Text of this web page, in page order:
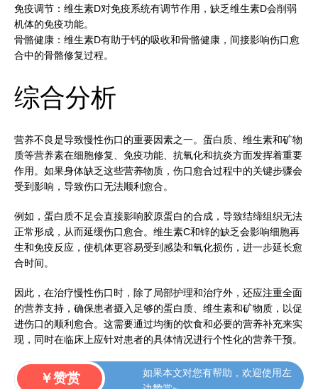
免疫调节：维生素D对免疫系统有调节作用，缺乏维生素D会削弱
机体的免疫功能。
骨骼健康：维生素D有助于钙的吸收和骨骼健康，间接影响伤口愈
合中的骨骼修复过程。
综合分析
营养不良是导致慢性伤口的重要因素之一。蛋白质、维生素和矿物
质等营养素在细胞修复、免疫功能、抗氧化和抗炎方面发挥着重要
作用。如果身体缺乏这些营养物质，伤口愈合过程中的关键步骤会
受到影响，导致伤口无法顺利愈合。
例如，蛋白质不足会直接影响胶原蛋白的合成，导致结缔组织无法
正常形成，从而延缓伤口愈合。维生素C和锌的缺乏会影响细胞再
生和免疫反应，使机体更容易受到感染和氧化损伤，进一步延长愈
合时间。
因此，在治疗慢性伤口时，除了局部护理和治疗外，还应注重全面
的营养支持，确保患者摄入足够的蛋白质、维生素和矿物质，以促
进伤口的顺利愈合。这需要通过均衡的饮食和必要的营养补充来实
现，同时在临床上应针对患者的具体情况进行个性化的营养干预。
如果本文对您有帮助，欢迎使用左
￥赞赏